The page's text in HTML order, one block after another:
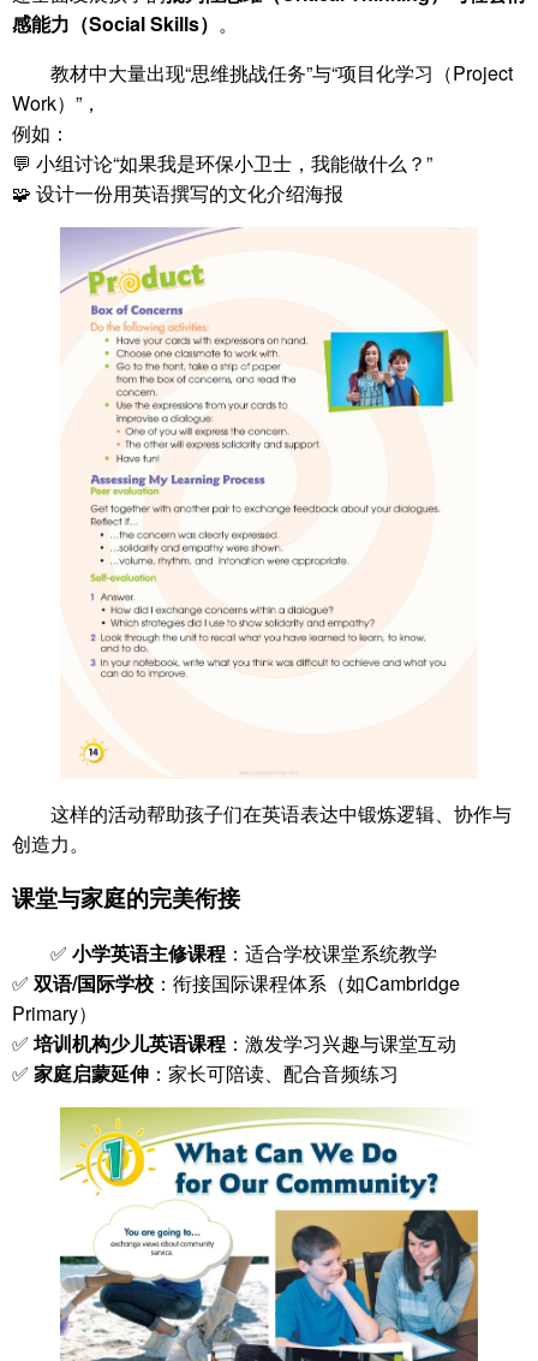
感能力（Social Skills） 。
教材中大量出现“思维挑战任务”与“项目化学习（Project
Work）”，
例如：
💬 小组讨论“如果我是环保小卫士，我能做什么？”
🧩 设计一份用英语撰写的文化介绍海报
这样的活动帮助孩子们在英语表达中锻炼逻辑、协作与
创造力。
课堂与家庭的完美衔接
✅ 小学英语主修课程 ：适合学校课堂系统教学
✅ 双语/国际学校 ：衔接国际课程体系（如Cambridge
Primary）
✅ 培训机构少儿英语课程 ：激发学习兴趣与课堂互动
✅ 家庭启蒙延伸 ：家长可陪读、配合音频练习